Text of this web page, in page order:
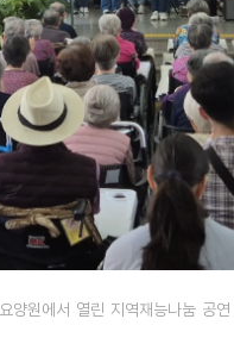
양원에서 열린 지역재능나눔 공연